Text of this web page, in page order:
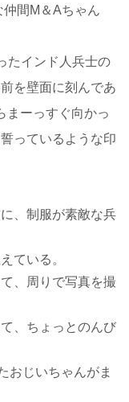
間M＆Aちゃん
たインド人兵士の
を壁面に刻んであ
まーっすぐ向かっ
っているような印
、制服が素敵な兵
ている。
、周りで写真を撮
、ちょっとのんび
おじいちゃんがま